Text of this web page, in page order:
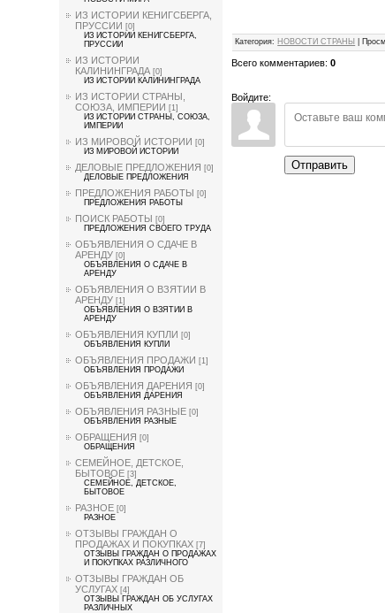
ИЗ ИСТОРИИ КЕНИГСБЕРГА,
ПРУССИИ [0]
ИЗ ИСТОРИИ КЕНИГСБЕРГА,
ПРУССИИ
ИЗ ИСТОРИИ
КАЛИНИНГРАДА [0]
ИЗ ИСТОРИИ КАЛИНИНГРАДА
ИЗ ИСТОРИИ СТРАНЫ,
СОЮЗА, ИМПЕРИИ [1]
ИЗ ИСТОРИИ СТРАНЫ, СОЮЗА,
ИМПЕРИИ
ИЗ МИРОВОЙ ИСТОРИИ [0]
ИЗ МИРОВОЙ ИСТОРИИ
ДЕЛОВЫЕ ПРЕДЛОЖЕНИЯ [0]
ДЕЛОВЫЕ ПРЕДЛОЖЕНИЯ
ПРЕДЛОЖЕНИЯ РАБОТЫ [0]
ПРЕДЛОЖЕНИЯ РАБОТЫ
ПОИСК РАБОТЫ [0]
ПРЕДЛОЖЕНИЯ СВОЕГО ТРУДА
ОБЪЯВЛЕНИЯ О СДАЧЕ В
АРЕНДУ [0]
ОБЪЯВЛЕНИЯ О СДАЧЕ В
АРЕНДУ
ОБЪЯВЛЕНИЯ О ВЗЯТИИ В
АРЕНДУ [1]
ОБЪЯВЛЕНИЯ О ВЗЯТИИ В
АРЕНДУ
ОБЪЯВЛЕНИЯ КУПЛИ [0]
ОБЪЯВЛЕНИЯ КУПЛИ
ОБЪЯВЛЕНИЯ ПРОДАЖИ [1]
ОБЪЯВЛЕНИЯ ПРОДАЖИ
ОБЪЯВЛЕНИЯ ДАРЕНИЯ [0]
ОБЪЯВЛЕНИЯ ДАРЕНИЯ
ОБЪЯВЛЕНИЯ РАЗНЫЕ [0]
ОБЪЯВЛЕНИЯ РАЗНЫЕ
ОБРАЩЕНИЯ [0]
ОБРАЩЕНИЯ
СЕМЕЙНОЕ, ДЕТСКОЕ,
БЫТОВОЕ [3]
СЕМЕЙНОЕ, ДЕТСКОЕ,
БЫТОВОЕ
РАЗНОЕ [0]
РАЗНОЕ
ОТЗЫВЫ ГРАЖДАН О
ПРОДАЖАХ И ПОКУПКАХ [7]
ОТЗЫВЫ ГРАЖДАН О ПРОДАЖАХ
И ПОКУПКАХ РАЗЛИЧНОГО
ОТЗЫВЫ ГРАЖДАН ОБ
УСЛУГАХ [4]
ОТЗЫВЫ ГРАЖДАН ОБ УСЛУГАХ
РАЗЛИЧНЫХ
Категория: НОВОСТИ СТРАНЫ
Всего комментариев:0
Войдите:
Отправить